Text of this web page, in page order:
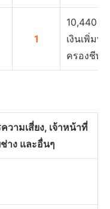
1
10,440 บ
เงินเพิ่มพิ
ครองชีพ
วามเสี่ยง, เจ้าหน้าที่
าง และอื่นๆ